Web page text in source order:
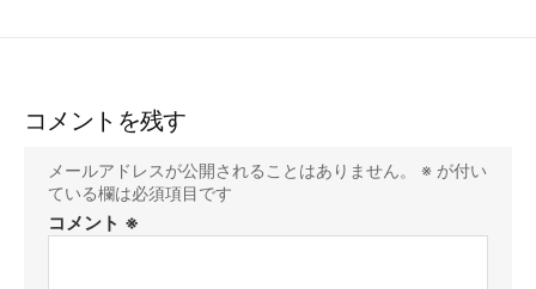
コメントを残す
メールアドレスが公開されることはありません。 ※ が付い
ている欄は必須項目です
コメント ※